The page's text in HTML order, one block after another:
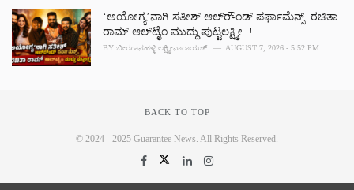
‘ಅಯೋಗ್ಯ’ನಾಗಿ ಸತೀಶ್ ಆಲ್‌ರೌಂಡ್ ಪರ್ಫಾಮೆನ್ಸ್..ರಚಿತಾ
ರಾಮ್ ಆಲ್‌‌ಟೈಂ ಮುದ್ದು ಪುಟ್ಟಲಕ್ಷ್ಮೀ..!
BY ಬೀರಗಾನಹಳ್ಳಿ ಲಕ್ಷ್ಮೀನಾರಾಯಣ್ AUGUST 7, 2026 - 5:52 PM
BACK TO TOP
© 2024 - 2025 Guarantee News. All Rights Reserved.